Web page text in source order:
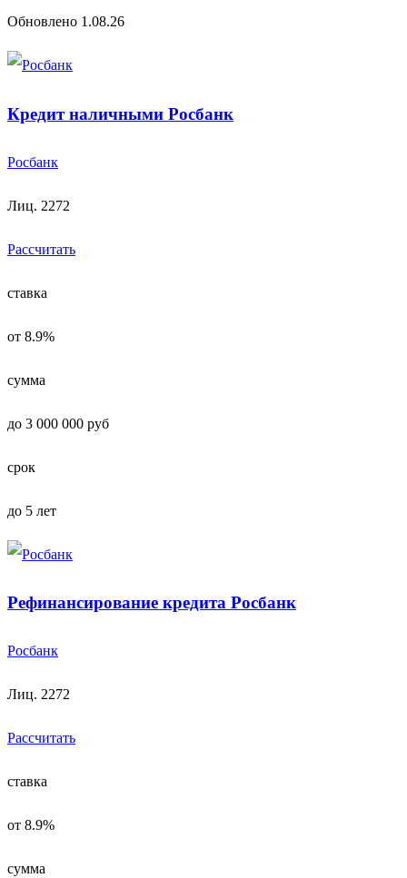
Обновлено 1.08.26
Кредит наличными Росбанк
Росбанк
Лиц. 2272
Рассчитать
ставка
от 8.9%
сумма
до 3 000 000 руб
срок
до 5 лет
Рефинансирование кредита Росбанк
Росбанк
Лиц. 2272
Рассчитать
ставка
от 8.9%
сумма